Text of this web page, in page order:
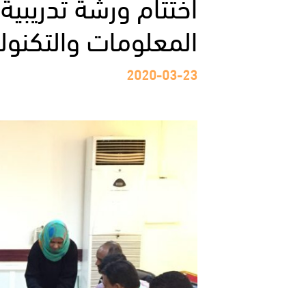
المعلومات
2020-03-23